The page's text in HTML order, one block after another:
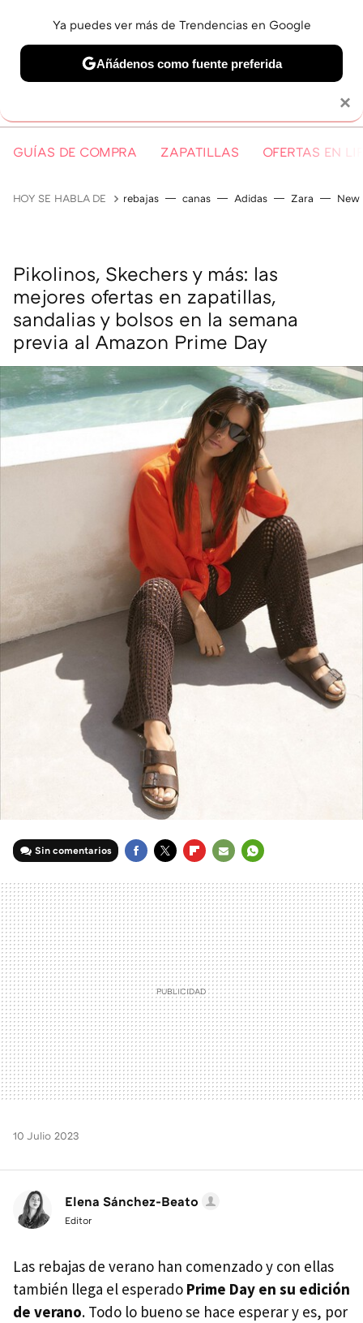
GUÍAS DE COMPRA ZAPATILLAS OFERTAS EN
HOY SE HABLA DE rebajas canas Adidas Zara New
Pikolinos, Skechers y más: las
mejores ofertas en zapatillas,
sandalias y bolsos en la semana
previa al Amazon Prime Day
Sin comentarios
MAIL
10 Julio 2023
Elena Sánchez-Beato
Editor
Las rebajas de verano han comenzado y con ellas
también llega el esperado Prime Day en su edición
de verano. Todo lo bueno se hace esperar y es, por
×
Ya puedes ver más de Trendencias en Google
Añádenos como fuente preferida